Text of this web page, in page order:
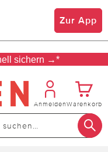
Zur App
sichern →*
AnmeldenWarenkorb